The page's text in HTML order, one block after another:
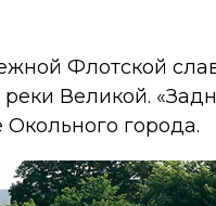
Флотской
Великой.
города.